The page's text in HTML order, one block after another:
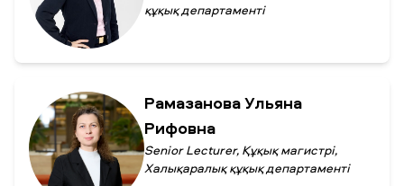
құқық департаменті
Рамазанова Ульяна
Рифовна
Senior Lecturer, Құқық магистрі,
Халықаралық құқық департаменті